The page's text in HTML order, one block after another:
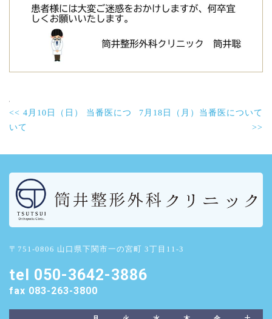
前
後
の
の
リ
ン
<< 4月10日（日） 当番医につ
いて
7月18日（月）当番医について
>>
〒751-0806 山口県下関市一の宮町 3丁目11-3
tel 050-3642-3886
fax 083-263-3800